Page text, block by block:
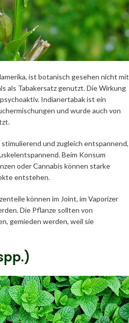
ist botanisch gesehen nicht mit
als Tabakersatz genutzt. Die Wirkung
Indianertabak ist ein
und wurde auch von
und zugleich entspannend,
Beim Konsum
oder Cannabis können starke
entstehen.
können im Joint, im Vaporizer
Die Pflanze sollten von
gemieden werden, weil sie